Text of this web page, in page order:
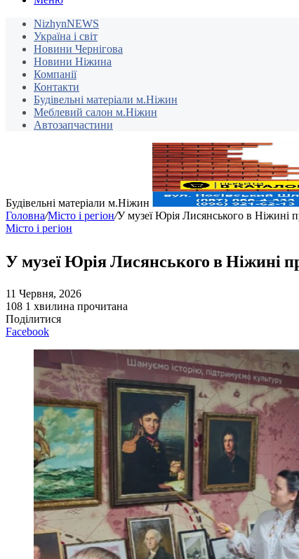
NizhynNEWS
Україна і світ
Новини Чернігова
Новини Ніжина
Компанії
Контакти
Будівельні матеріали м.Ніжин
Меблевий салон м.Ніжин
Автозапчастини
Будівельні матеріали м.Ніжин
Головна/Місто і регіон/У музеї Юрія Лисянського в Ніжині
Місто і регіон
У музеї Юрія Лисянського в Ніжині
11 Червня, 2026
108 1 хвилина прочитана
Поділитися
Facebook